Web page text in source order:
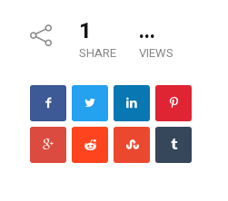
1
SHARE
...
VIEWS